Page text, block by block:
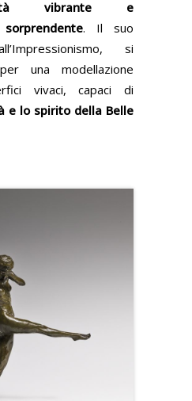
vibrante e
sorprendente. Il suo
si
una modellazione
vivaci, capaci di
e lo spirito della Belle